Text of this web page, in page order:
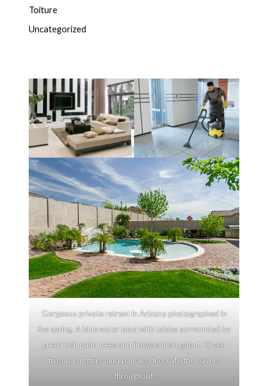
Toiture
Uncategorized
Gorgeous private retreat in Arizona photographed in
the spring. A blue water pool with tables surrounded by
green lush palm trees and flowers thorughout. Green
freshly cut grass and pansies decorate the pavers
throughout.